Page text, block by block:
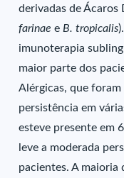
derivadas de Ácaros
farinae e B. tropicalis
imunoterapia
maior parte dos
Alérgicas, que foram
persistência em
esteve presente em
leve a moderada
pacientes. A maioria